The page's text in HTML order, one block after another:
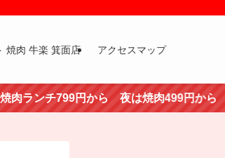
焼肉 牛楽 箕面店 アクセスマップ
円から 夜は焼肉499円から